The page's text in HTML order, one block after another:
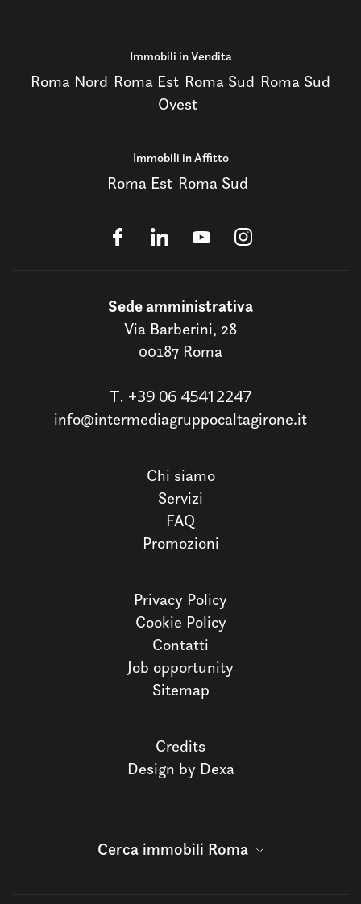
Immobili in Vendita
Roma Nord Roma Est Roma Sud Roma Sud
Ovest
Immobili in Affitto
Roma Est Roma Sud
Sede amministrativa
Via Barberini, 28
00187 Roma
T. +39 06 45412247
info@intermediagruppocaltagirone.it
Chi siamo
Servizi
FAQ
Promozioni
Privacy Policy
Cookie Policy
Contatti
Job opportunity
Sitemap
Credits
Design by Dexa
Cerca immobili Roma